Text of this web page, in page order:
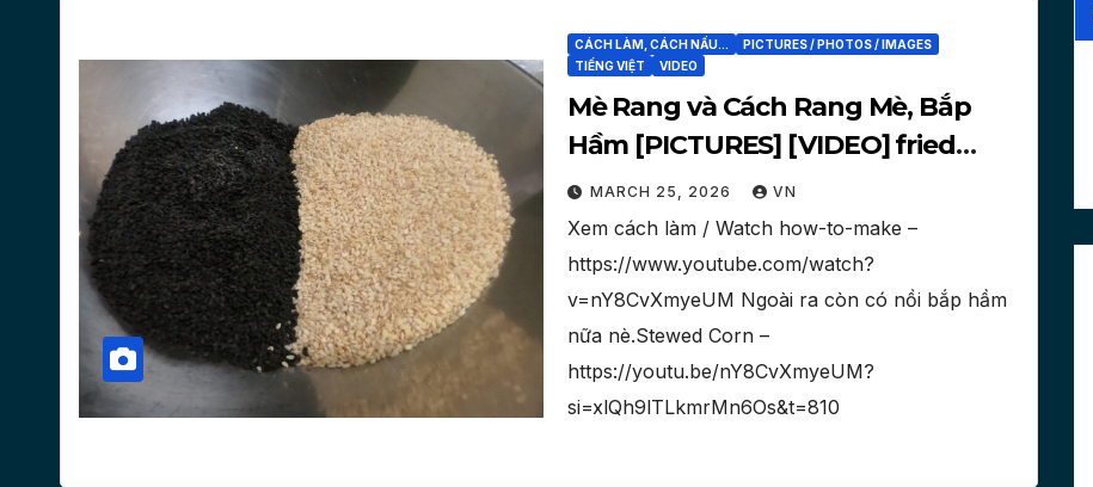
CÁCH LÀM, CÁCH NẤU...
PICTURES / PHOTOS / IMAGES
TIẾNG VIỆT
VIDEO
Mè Rang và Cách Rang Mè, Bắp
Hầm [PICTURES] [VIDEO] fried
sesame seeds, stewed corn
MARCH 25, 2026 VN
Xem cách làm / Watch how-to-make –
https://www.youtube.com/watch?
v=nY8CvXmyeUM Ngoài ra còn có nồi bắp hầm
nữa nè.Stewed Corn –
https://youtu.be/nY8CvXmyeUM?
si=xlQh9lTLkmrMn6Os&t=810